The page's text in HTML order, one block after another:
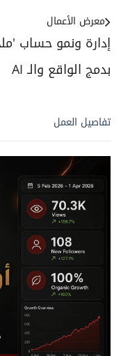
بدمج الواقع والـ AI
معرض الأعمال
تفاصيل العمل